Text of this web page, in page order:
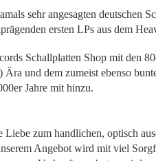
sehr angesagten deutschen
ersten LPs aus dem
Schallplatten Shop mit den
Ära und dem zumeist ebenso
Jahre mit hinzu.
zum handlichen, optisch
Angebot wird mit viel